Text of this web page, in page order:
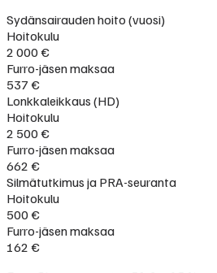
Sydänsairauden hoito (vuosi)
Hoitokulu
2 000 €
Furro-jäsen maksaa
537 €
Lonkkaleikkaus (HD)
Hoitokulu
2 500 €
Furro-jäsen maksaa
662 €
Silmätutkimus ja PRA-seuranta
Hoitokulu
500 €
Furro-jäsen maksaa
162 €